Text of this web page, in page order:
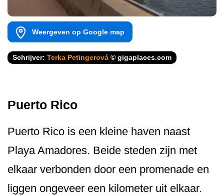
Weergeven op Google map
Schrijver: Terka Petingerová © gigaplaces.com
Puerto Rico
Puerto Rico is een kleine haven naast
Playa Amadores. Beide steden zijn met
elkaar verbonden door een promenade en
liggen ongeveer een kilometer uit elkaar.